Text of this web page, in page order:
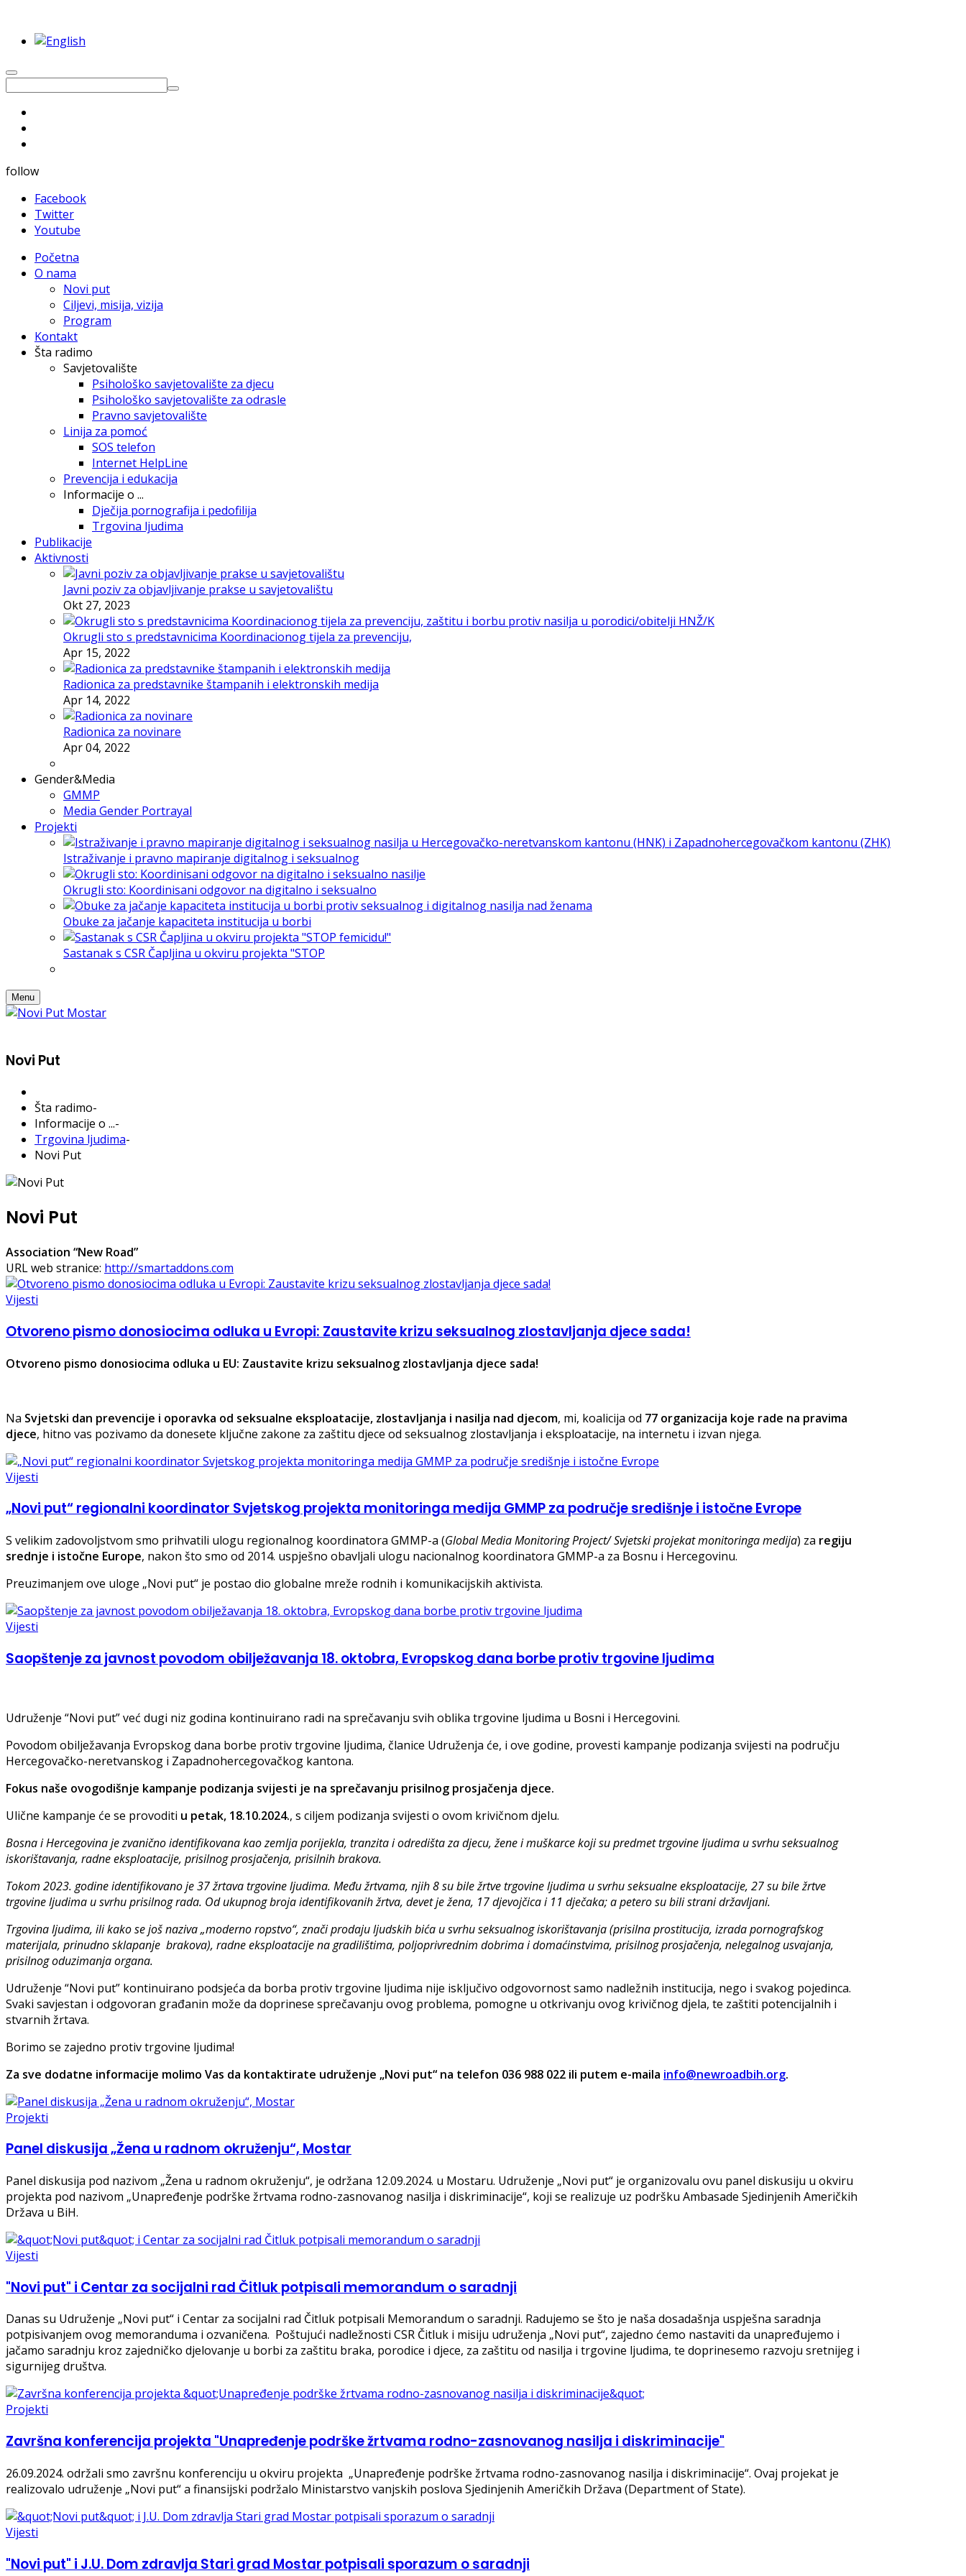
follow
Facebook
Twitter
Youtube
Početna
O nama
Novi put
Ciljevi, misija, vizija
Program
Kontakt
Šta radimo
Savjetovalište
Psihološko savjetovalište za djecu
Psihološko savjetovalište za odrasle
Pravno savjetovalište
Linija za pomoć
SOS telefon
Internet HelpLine
Prevencija i edukacija
Informacije o ...
Dječija pornografija i pedofilija
Trgovina ljudima
Publikacije
Aktivnosti
Javni poziv za objavljivanje prakse u savjetovalištu
Okt 27, 2023
Okrugli sto s predstavnicima Koordinacionog tijela za prevenciju,
Apr 15, 2022
Radionica za predstavnike štampanih i elektronskih medija
Apr 14, 2022
Radionica za novinare
Apr 04, 2022
Gender&Media
GMMP
Media Gender Portrayal
Projekti
Istraživanje i pravno mapiranje digitalnog i seksualnog
Okrugli sto: Koordinisani odgovor na digitalno i seksualno
Obuke za jačanje kapaciteta institucija u borbi
Sastanak s CSR Čapljina u okviru projekta "STOP
Menu
Novi Put
Šta radimo-
Informacije o ...-
Trgovina ljudima-
Novi Put
Novi Put
Association “New Road”
URL web stranice: http://smartaddons.com
Vijesti
Otvoreno pismo donosiocima odluka u Evropi: Zaustavite krizu seksualnog zlostavljanja djece sada!
Otvoreno pismo donosiocima odluka u EU: Zaustavite krizu seksualnog zlostavljanja djece sada!
Na Svjetski dan prevencije i oporavka od seksualne eksploatacije, zlostavljanja i nasilja nad djecom, mi, koalicija od 77 organizacija koje rade na pravima
djece, hitno vas pozivamo da donesete ključne zakone za zaštitu djece od seksualnog zlostavljanja i eksploatacije, na internetu i izvan njega.
Vijesti
„Novi put“ regionalni koordinator Svjetskog projekta monitoringa medija GMMP za područje središnje i istočne Evrope
S velikim zadovoljstvom smo prihvatili ulogu regionalnog koordinatora GMMP-a (Global Media Monitoring Project/ Svjetski projekat monitoringa medija) za regiju
srednje i istočne Europe, nakon što smo od 2014. uspješno obavljali ulogu nacionalnog koordinatora GMMP-a za Bosnu i Hercegovinu.
Preuzimanjem ove uloge „Novi put“ je postao dio globalne mreže rodnih i komunikacijskih aktivista.
Vijesti
Saopštenje za javnost povodom obilježavanja 18. oktobra, Evropskog dana borbe protiv trgovine ljudima
Udruženje “Novi put” već dugi niz godina kontinuirano radi na sprečavanju svih oblika trgovine ljudima u Bosni i Hercegovini.
Povodom obilježavanja Evropskog dana borbe protiv trgovine ljudima, članice Udruženja će, i ove godine, provesti kampanje podizanja svijesti na području
Hercegovačko-neretvanskog i Zapadnohercegovačkog kantona.
Fokus naše ovogodišnje kampanje podizanja svijesti je na sprečavanju prisilnog prosjačenja djece.
Ulične kampanje će se provoditi u petak, 18.10.2024., s ciljem podizanja svijesti o ovom krivičnom djelu.
Bosna i Hercegovina je zvanično identifikovana kao zemlja porijekla, tranzita i odredišta za djecu, žene i muškarce koji su predmet trgovine ljudima u svrhu seksualnog
iskorištavanja, radne eksploatacije, prisilnog prosjačenja, prisilnih brakova.
Tokom 2023. godine identifikovano je 37 žrtava trgovine ljudima. Među žrtvama, njih 8 su bile žrtve trgovine ljudima u svrhu seksualne eksploatacije, 27 su bile žrtve
trgovine ljudima u svrhu prisilnog rada. Od ukupnog broja identifikovanih žrtva, devet je žena, 17 djevojčica i 11 dječaka; a petero su bili strani državljani.
Trgovina ljudima, ili kako se još naziva „moderno ropstvo“, znači prodaju ljudskih bića u svrhu seksualnog iskorištavanja (prisilna prostitucija, izrada pornografskog
materijala, prinudno sklapanje brakova), radne eksploatacije na gradilištima, poljoprivrednim dobrima i domaćinstvima, prisilnog prosjačenja, nelegalnog usvajanja,
prisilnog oduzimanja organa.
Udruženje “Novi put” kontinuirano podsjeća da borba protiv trgovine ljudima nije isključivo odgovornost samo nadležnih institucija, nego i svakog pojedinca.
Svaki savjestan i odgovoran građanin može da doprinese sprečavanju ovog problema, pomogne u otkrivanju ovog krivičnog djela, te zaštiti potencijalnih i
stvarnih žrtava.
Borimo se zajedno protiv trgovine ljudima!
Za sve dodatne informacije molimo Vas da kontaktirate udruženje „Novi put“ na telefon 036 988 022 ili putem e-maila info@newroadbih.org.
Projekti
Panel diskusija „Žena u radnom okruženju“, Mostar
Panel diskusija pod nazivom „Žena u radnom okruženju“, je održana 12.09.2024. u Mostaru. Udruženje „Novi put“ je organizovalu ovu panel diskusiju u okviru
projekta pod nazivom „Unapređenje podrške žrtvama rodno-zasnovanog nasilja i diskriminacije“, koji se realizuje uz podršku Ambasade Sjedinjenih Američkih
Država u BiH.
Vijesti
"Novi put" i Centar za socijalni rad Čitluk potpisali memorandum o saradnji
Danas su Udruženje „Novi put“ i Centar za socijalni rad Čitluk potpisali Memorandum o saradnji. Radujemo se što je naša dosadašnja uspješna saradnja
potpisivanjem ovog memoranduma i ozvaničena. Poštujući nadležnosti CSR Čitluk i misiju udruženja „Novi put“, zajedno ćemo nastaviti da unapređujemo i
jačamo saradnju kroz zajedničko djelovanje u borbi za zaštitu braka, porodice i djece, za zaštitu od nasilja i trgovine ljudima, te doprinesemo razvoju sretnijeg i
sigurnijeg društva.
Projekti
Završna konferencija projekta "Unapređenje podrške žrtvama rodno-zasnovanog nasilja i diskriminacije"
26.09.2024. održali smo završnu konferenciju u okviru projekta „Unapređenje podrške žrtvama rodno-zasnovanog nasilja i diskriminacije“. Ovaj projekat je
realizovalo udruženje „Novi put“ a finansijski podržalo Ministarstvo vanjskih poslova Sjedinjenih Američkih Država (Department of State).
Vijesti
"Novi put" i J.U. Dom zdravlja Stari grad Mostar potpisali sporazum o saradnji